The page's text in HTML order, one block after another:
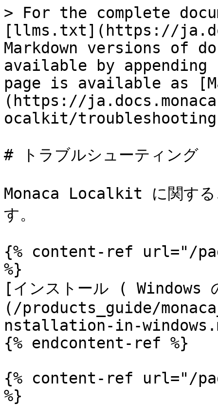
> For the complete
[llms.txt](https://
Markdown versions of
available by
page is available as
(https://
ocalkit/
# トラブルシューティング
Monaca Localkit に関する
す。
{% content-ref url="/
%}
[インストール ( Windows
(/products_guide/
nstallation-in-
{% endcontent-ref %}
{% content-ref url="/
%}